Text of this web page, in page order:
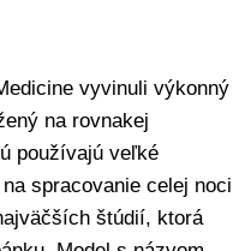
vyvinuli výkonný
na rovnakej
používajú veľké
spracovanie celej noci
štúdií, ktorá